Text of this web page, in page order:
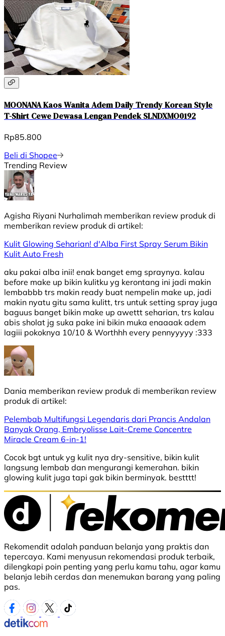
MOONANA Kaos Wanita Adem Daily Trendy Korean Style
T-Shirt Cewe Dewasa Lengan Pendek SLNDXMO0192
Rp85.800
Beli di Shopee
Trending Review
Agisha Riyani Nurhalimah memberikan review produk di
memberikan review produk di artikel:
Kulit Glowing Seharian! d'Alba First Spray Serum Bikin
Kulit Auto Fresh
aku pakai alba inii! enak banget emg spraynya. kalau
before make up bikin kulitku yg kerontang ini jadi makin
lembabbb trs makin ready buat nempelin make up, jadi
makin nyatu gitu sama kulitt, trs untuk setting spray juga
baguus banget bikin make up awettt seharian, trs kalau
abis sholat jg suka pake ini bikin muka enaaaak adem
lagiii pokoknya 10/10 & Worthhh every pennyyyyy :333
Dania memberikan review produk di memberikan review
produk di artikel:
Pelembab Multifungsi Legendaris dari Prancis Andalan
Banyak Orang, Embryolisse Lait-Creme Concentre
Miracle Cream 6-in-1!
Cocok bgt untuk yg kulit nya dry-sensitive, bikin kulit
langsung lembab dan mengurangi kemerahan. bikin
glowing kulit juga tapi gak bikin berminyak. bestttt!
Rekomendit adalah panduan belanja yang praktis dan
tepercaya. Kami menyusun rekomendasi produk terbaik,
dilengkapi poin penting yang perlu kamu tahu, agar kamu
belanja lebih cerdas dan menemukan barang yang paling
pas.